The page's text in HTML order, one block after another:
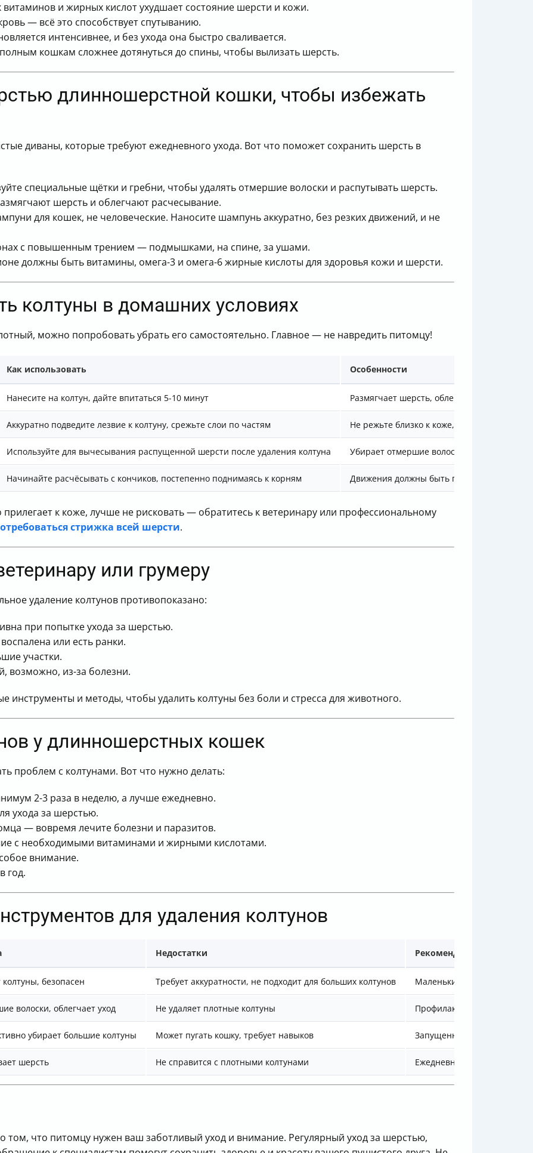
витаминов и жирных кислот ухудшает состояние шерсти и кожи.
— всё это способствует спутыванию.
интенсивнее, и без ухода она быстро сваливается.
кошкам сложнее дотянуться до спины, чтобы вылизать шерсть.
длинношерстной кошки, чтобы избежать
диваны, которые требуют ежедневного ухода. Вот что поможет сохранить шерсть в
специальные щётки и гребни, чтобы удалять отмершие волоски и распутывать шерсть.
шерсть и облегчают расчесывание.
для кошек, не человеческие. Наносите шампунь аккуратно, без резких движений, и не
с повышенным трением — подмышками, на спине, за ушами.
должны быть витамины, омега-3 и омега-6 жирные кислоты для здоровья кожи и шерсти.
колтуны в домашних условиях
можно попробовать убрать его самостоятельно. Главное — не навредить питомцу!
Как использовать Особенности
Нанесите на колтун, дайте впитаться 5-10 минут Размягчает шерсть, облегчает
Аккуратно подведите лезвие к колтуну, срежьте слои по частям Не режьте близко к коже, чтобы не
Используйте для вычесывания распущенной шерсти после удаления колтуна Убирает отмершие волоски,
Начинайте расчёсывать с кончиков, постепенно поднимаясь к корням Движения должны быть плавными и
к коже, лучше не рисковать — обратитесь к ветеринару или профессиональному
стрижка всей шерсти.
или грумеру
удаление колтунов противопоказано:
при попытке ухода за шерстью.
или есть ранки.
участки.
возможно, из-за болезни.
инструменты и методы, чтобы удалить колтуны без боли и стресса для животного.
у длинношерстных кошек
проблем с колтунами. Вот что нужно делать:
2-3 раза в неделю, а лучше ежедневно.
ухода за шерстью.
— вовремя лечите болезни и паразитов.
с необходимыми витаминами и жирными кислотами.
внимание.
год.
для удаления колтунов
Недостатки Рекомендуется для
безопасен Требует аккуратности, не подходит для больших колтунов Маленькие и средние
волоски, облегчает уход Не удаляет плотные колтуны Профилактика и мелкие
убирает большие колтуны Может пугать кошку, требует навыков Запущенные случаи
шерсть Не справится с плотными колтунами Ежедневный уход
том, что питомцу нужен ваш заботливый уход и внимание. Регулярный уход за шерстью,